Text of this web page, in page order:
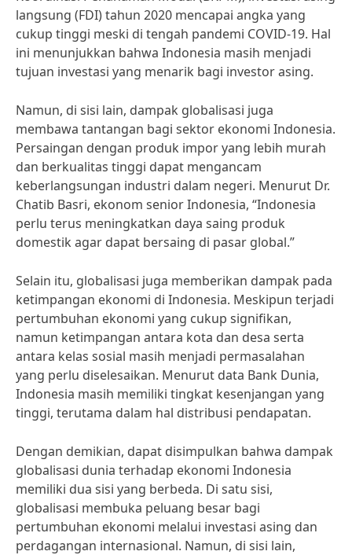
langsung (FDI) tahun 2020 mencapai angka yang
cukup tinggi meski di tengah pandemi COVID-19. Hal
ini menunjukkan bahwa Indonesia masih menjadi
tujuan investasi yang menarik bagi investor asing.
Namun, di sisi lain, dampak globalisasi juga
membawa tantangan bagi sektor ekonomi Indonesia.
Persaingan dengan produk impor yang lebih murah
dan berkualitas tinggi dapat mengancam
keberlangsungan industri dalam negeri. Menurut Dr.
Chatib Basri, ekonom senior Indonesia, “Indonesia
perlu terus meningkatkan daya saing produk
domestik agar dapat bersaing di pasar global.”
Selain itu, globalisasi juga memberikan dampak pada
ketimpangan ekonomi di Indonesia. Meskipun terjadi
pertumbuhan ekonomi yang cukup signifikan,
namun ketimpangan antara kota dan desa serta
antara kelas sosial masih menjadi permasalahan
yang perlu diselesaikan. Menurut data Bank Dunia,
Indonesia masih memiliki tingkat kesenjangan yang
tinggi, terutama dalam hal distribusi pendapatan.
Dengan demikian, dapat disimpulkan bahwa dampak
globalisasi dunia terhadap ekonomi Indonesia
memiliki dua sisi yang berbeda. Di satu sisi,
globalisasi membuka peluang besar bagi
pertumbuhan ekonomi melalui investasi asing dan
perdagangan internasional. Namun, di sisi lain,